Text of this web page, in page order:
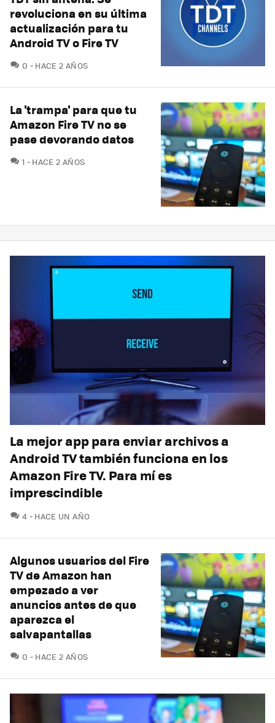
revoluciona en su última
actualización para tu
Android TV o Fire TV
0 COMENTARIOS
HACE 2 AÑOS
La 'trampa' para que tu
Amazon Fire TV no se
pase devorando datos
1 COMENTARIOS
HACE 2 AÑOS
La mejor app para enviar archivos a
Android TV también funciona en los
Amazon Fire TV. Para mí es
imprescindible
4 COMENTARIOS
HACE UN AÑO
Algunos usuarios del Fire
TV de Amazon han
empezado a ver
anuncios antes de que
aparezca el
salvapantallas
0 COMENTARIOS
HACE 2 AÑOS